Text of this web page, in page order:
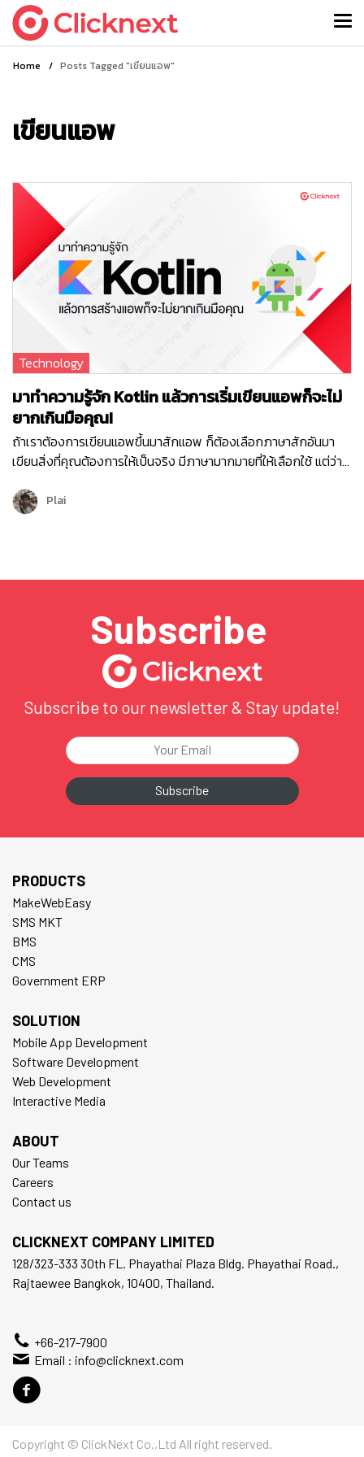
Home / Posts Tagged "เขียนแอพ"
เขียนแอพ
Technology
มาทำความรู้จัก Kotlin แล้วการเริ่มเขียนแอพก็จะไม่
ยากเกินมือคุณ!
ถ้าเราต้องการเขียนแอพขึ้นมาสักแอพ ก็ต้องเลือกภาษาสักอันมา
เขียนสิ่งที่คุณต้องการให้เป็นจริง มีภาษามากมายที่ให้เลือกใช้ แต่ว่า
ง่าย สะอาดตา ลูกเล่นแพรวพราว จะใช้ Java, C++ หรือ Kotlin ใน
ภาษาข้างต้น Kotlin กลายเป็นตัวเลือกที่ผู้พัฒนานิยมเลือกใช้ ด้วย
Plai
Subscribe
Subscribe to our newsletter & Stay update!
PRODUCTS
MakeWebEasy
SMS MKT
BMS
CMS
Government ERP
SOLUTION
Mobile App Development
Software Development
Web Development
Interactive Media
ABOUT
Our Teams
Careers
Contact us
CLICKNEXT COMPANY LIMITED
128/323-333 30th FL. Phayathai Plaza Bldg. Phayathai Road.,
Rajtaewee Bangkok, 10400, Thailand.
+66-217-7900
Email : info@clicknext.com
Copyright © ClickNext Co.,Ltd All right reserved.